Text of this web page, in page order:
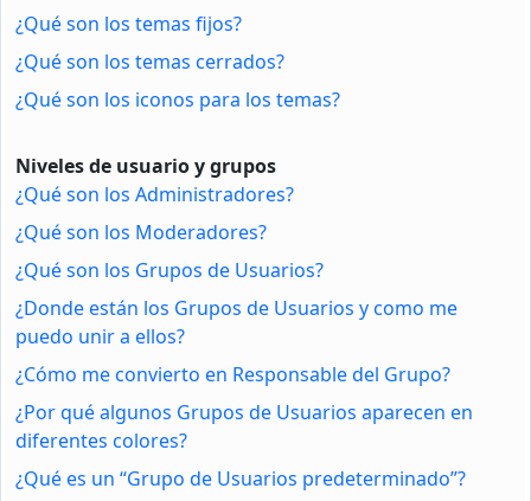
¿Qué son los temas fijos?
¿Qué son los temas cerrados?
¿Qué son los iconos para los temas?
Niveles de usuario y grupos
¿Qué son los Administradores?
¿Qué son los Moderadores?
¿Qué son los Grupos de Usuarios?
¿Donde están los Grupos de Usuarios y como me
puedo unir a ellos?
¿Cómo me convierto en Responsable del Grupo?
¿Por qué algunos Grupos de Usuarios aparecen en
diferentes colores?
¿Qué es un “Grupo de Usuarios predeterminado”?